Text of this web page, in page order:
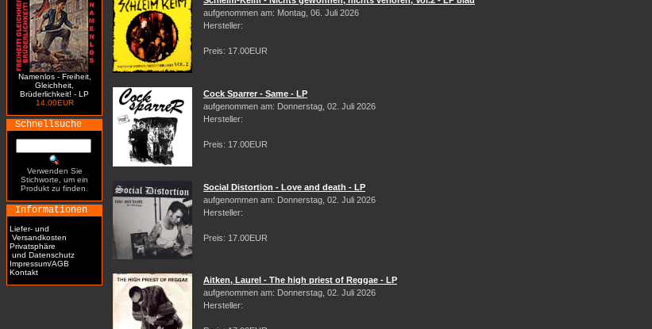
Namenlos - Freiheit,
Gleichheit,
Brüderlichkeit! - LP
14.00EUR
Schnellsuche
Verwenden Sie
Stichworte, um ein
Produkt zu finden.
Informationen
Liefer- und
Versandkosten
Privatsphäre
und Datenschutz
Impressum/AGB
Kontakt
aufgenommen am: Montag, 06. Juli 2026
Hersteller:
Preis: 17.00EUR
Cock Sparrer - Same - LP
aufgenommen am: Donnerstag, 02. Juli 2026
Hersteller:
Preis: 17.00EUR
Social Distortion - Love and death - LP
aufgenommen am: Donnerstag, 02. Juli 2026
Hersteller:
Preis: 17.00EUR
Aitken, Laurel - The high priest of Reggae - LP
aufgenommen am: Donnerstag, 02. Juli 2026
Hersteller: